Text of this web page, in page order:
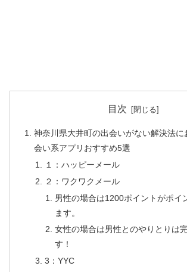
目次
神奈川県大井町の出会いがない解決法に
会い系アプリおすすめ5選
１：ハッピーメール
２：ワクワクメール
男性の場合は1200ポイントがポイ
ます。
女性の場合は男性とのやりとりは
す！
3：YYC